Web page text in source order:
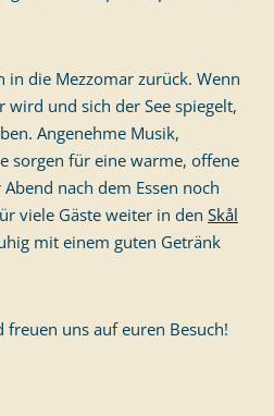
in die Mezzomar zurück. Wenn
wird und sich der See spiegelt,
Angenehme Musik,
sorgen für eine warme, offene
nach dem Essen noch
viele Gäste weiter in den Skål
mit einem guten Getränk
uns auf euren Besuch!